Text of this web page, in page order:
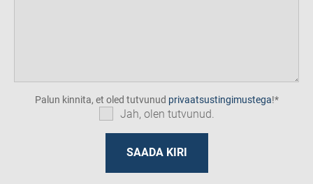
Palun kinnita, et oled tutvunud privaatsustingimustega!
Jah, olen tutvunud.